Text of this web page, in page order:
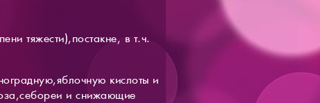
тяжести),постакне, в т.ч.
кислоты и
и снижающие